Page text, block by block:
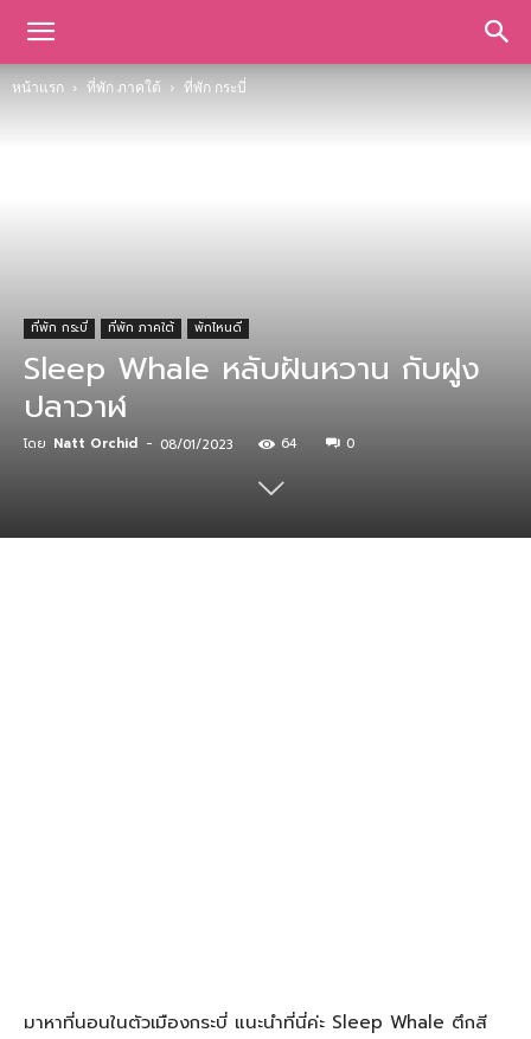
หน้าแรก ที่พัก ภาคใต้ ที่พัก กระบี่
ที่พัก กระบี่ ที่พัก ภาคใต้ พักไหนดี
Sleep Whale หลับฝันหวาน กับฝูง
ปลาวาฬ
โดย Natt Orchid - 08/01/2023 64 0
มาหาที่นอนในตัวเมืองกระบี่ แนะนำที่นี่ค่ะ Sleep Whale ตึกสี